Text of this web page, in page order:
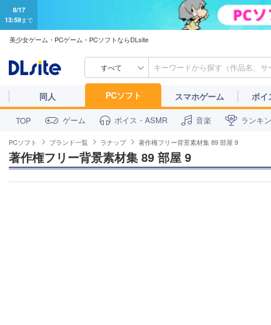
8/17
13:59まで
美少女ゲーム・PCゲーム・PCソフトならDLsite
すべて
同人 PCソフト スマホゲーム ボイ
TOP ゲーム ボイス・ASMR 音楽 ランキ
PCソフト ブランド一覧 ラナップ 著作権フリー背景素材集 89 部屋 9
著作権フリー背景素材集 89 部屋 9